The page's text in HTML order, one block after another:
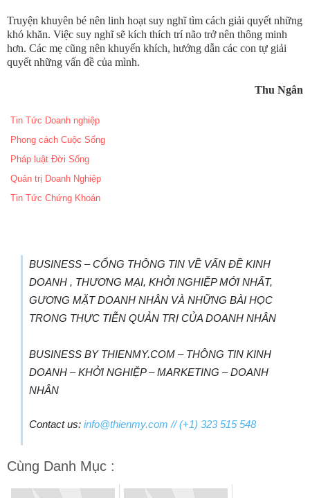
Truyện khuyên bé nên linh hoạt suy nghĩ tìm cách giải quyết những
khó khăn. Việc suy nghĩ sẽ kích thích trí não trở nên thông minh
hơn. Các mẹ cũng nên khuyến khích, hướng dẫn các con tự giải
quyết những vấn đề của mình.
Thu Ngân
Tin Tức Doanh nghiệp
Phong cách Cuộc Sống
Pháp luật Đời Sống
Quản trị Doanh Nghiệp
Tin Tức Chứng Khoán
BUSINESS – CỔNG THÔNG TIN VỀ VẤN ĐỀ KINH
DOANH , THƯƠNG MẠI, KHỞI NGHIỆP MỚI NHẤT,
GƯƠNG MẶT DOANH NHÂN VÀ NHỮNG BÀI HỌC
TRONG THỰC TIỄN QUẢN TRỊ CỦA DOANH NHÂN
BUSINESS BY THIENMY.COM – THÔNG TIN KINH
DOANH – KHỞI NGHIỆP – MARKETING – DOANH
NHÂN
Contact us: info@thienmy.com // (+1) 323 515 548
Cùng Danh Mục :